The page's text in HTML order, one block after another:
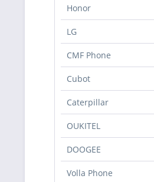
Honor
LG
CMF Phone
Cubot
Caterpillar
OUKITEL
DOOGEE
Volla Phone